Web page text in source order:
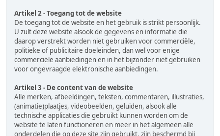
Artikel 2 - Toegang tot de website
De toegang tot de website en het gebruik is strikt persoonlijk.
U zult deze website alsook de gegevens en informatie die
daarop verstrekt worden niet gebruiken voor commerciële,
politieke of publicitaire doeleinden, dan wel voor enige
commerciële aanbiedingen en in het bijzonder niet gebruiken
voor ongevraagde elektronische aanbiedingen.
Artikel 3 - De content van de website
Alle merken, afbeeldingen, teksten, commentaren, illustraties,
(animatie)plaatjes, videobeelden, geluiden, alsook alle
technische applicaties die gebruikt kunnen worden om de
website te laten functioneren en meer in het algemeen alle